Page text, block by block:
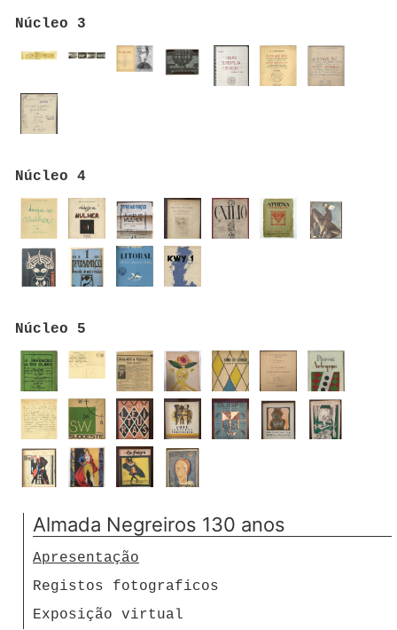
Núcleo 3
Núcleo 4
Núcleo 5
Almada Negreiros 130 anos
Apresentação
Registos fotograficos
Exposição virtual